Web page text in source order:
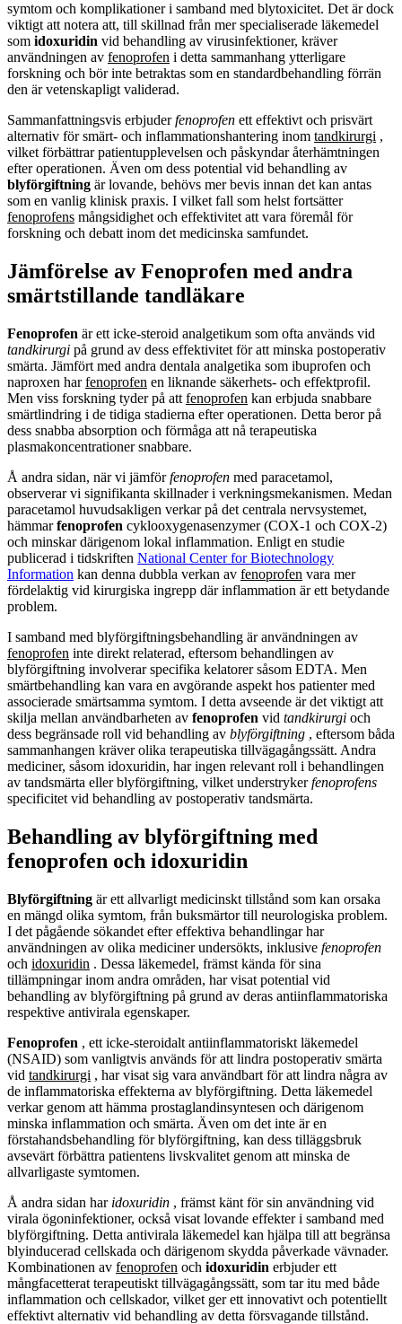
symtom och komplikationer i samband med blytoxicitet. Det är dock
viktigt att notera att, till skillnad från mer specialiserade läkemedel
som idoxuridin vid behandling av virusinfektioner, kräver
användningen av fenoprofen i detta sammanhang ytterligare
forskning och bör inte betraktas som en standardbehandling förrän
den är vetenskapligt validerad.
Sammanfattningsvis erbjuderfenoprofen ett effektivt och prisvärt
alternativ för smärt- och inflammationshantering inom tandkirurgi ,
vilket förbättrar patientupplevelsen och påskyndar återhämtningen
efter operationen. Även om dess potential vid behandling av
blyförgiftning är lovande, behövs mer bevis innan det kan antas
som en vanlig klinisk praxis. I vilket fall som helst fortsätter
fenoprofens mångsidighet och effektivitet att vara föremål för
forskning och debatt inom det medicinska samfundet.
Jämförelse av Fenoprofen med andra
smärtstillande tandläkare
Fenoprofen är ett icke-steroid analgetikum som ofta används vid
tandkirurgi på grund av dess effektivitet för att minska postoperativ
smärta. Jämfört med andra dentala analgetika som ibuprofen och
naproxen harfenoprofen en liknande säkerhets- och effektprofil.
Men viss forskning tyder på att fenoprofen kan erbjuda snabbare
smärtlindring i de tidiga stadierna efter operationen. Detta beror på
dess snabba absorption och förmåga att nå terapeutiska
plasmakoncentrationer snabbare.
Å andra sidan, när vi jämförfenoprofen med paracetamol,
observerar vi signifikanta skillnader i verkningsmekanismen. Medan
paracetamol huvudsakligen verkar på det centrala nervsystemet,
hämmarfenoprofen cyklooxygenasenzymer (COX-1 och COX-2)
och minskar därigenom lokal inflammation. Enligt en studie
publicerad i tidskriften National Center for Biotechnology
Information kan denna dubbla verkan av fenoprofen vara mer
fördelaktig vid kirurgiska ingrepp där inflammation är ett betydande
problem.
I samband med blyförgiftningsbehandling är användningen av
fenoprofen inte direkt relaterad, eftersom behandlingen av
blyförgiftning involverar specifika kelatorer såsom EDTA. Men
smärtbehandling kan vara en avgörande aspekt hos patienter med
associerade smärtsamma symtom. I detta avseende är det viktigt att
skilja mellan användbarheten av fenoprofen vid tandkirurgi och
dess begränsade roll vid behandling av blyförgiftning , eftersom båda
sammanhangen kräver olika terapeutiska tillvägagångssätt. Andra
mediciner, såsom idoxuridin, har ingen relevant roll i behandlingen
av tandsmärta eller blyförgiftning, vilket understrykerfenoprofens
specificitet vid behandling av postoperativ tandsmärta.
Behandling av blyförgiftning med
fenoprofen och idoxuridin
Blyförgiftning är ett allvarligt medicinskt tillstånd som kan orsaka
en mängd olika symtom, från buksmärtor till neurologiska problem.
I det pågående sökandet efter effektiva behandlingar har
användningen av olika mediciner undersökts, inklusive fenoprofen
och idoxuridin . Dessa läkemedel, främst kända för sina
tillämpningar inom andra områden, har visat potential vid
behandling av blyförgiftning på grund av deras antiinflammatoriska
respektive antivirala egenskaper.
Fenoprofen , ett icke-steroidalt antiinflammatoriskt läkemedel
(NSAID) som vanligtvis används för att lindra postoperativ smärta
vid tandkirurgi , har visat sig vara användbart för att lindra några av
de inflammatoriska effekterna av blyförgiftning. Detta läkemedel
verkar genom att hämma prostaglandinsyntesen och därigenom
minska inflammation och smärta. Även om det inte är en
förstahandsbehandling för blyförgiftning, kan dess tilläggsbruk
avsevärt förbättra patientens livskvalitet genom att minska de
allvarligaste symtomen.
Å andra sidan har idoxuridin , främst känt för sin användning vid
virala ögoninfektioner, också visat lovande effekter i samband med
blyförgiftning. Detta antivirala läkemedel kan hjälpa till att begränsa
blyinducerad cellskada och därigenom skydda påverkade vävnader.
Kombinationen av fenoprofen och idoxuridin erbjuder ett
mångfacetterat terapeutiskt tillvägagångssätt, som tar itu med både
inflammation och cellskador, vilket ger ett innovativt och potentiellt
effektivt alternativ vid behandling av detta försvagande tillstånd.